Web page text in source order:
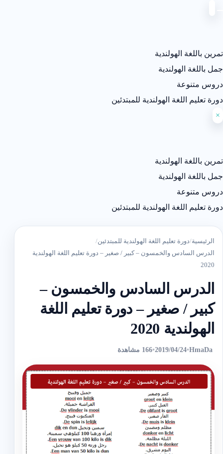
تمرين باللغة الهولندية
جمل باللغة الهولندية
دروس متنوعة
دورة تعليم اللغة الهولندية للمبتدئين
×
تمرين باللغة الهولندية
جمل باللغة الهولندية
دروس متنوعة
دورة تعليم اللغة الهولندية للمبتدئين
الرئيسية/دورة تعليم اللغة الهولندية للمبتدئين/
الدرس السادس والخمسون – ‫كبير / صغير – ‫‫دورة تعليم اللغة الهولندية
2020
الدرس السادس والخمسون –
‫كبير / صغير – ‫‫دورة تعليم اللغة
الهولندية 2020
HmaDa
•
2019/04/24
•166 مشاهدة